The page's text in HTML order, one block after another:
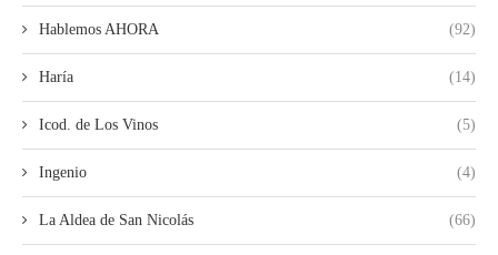
Hablemos AHORA (92)
Haría (14)
Icod. de Los Vinos (5)
Ingenio (4)
La Aldea de San Nicolás (66)